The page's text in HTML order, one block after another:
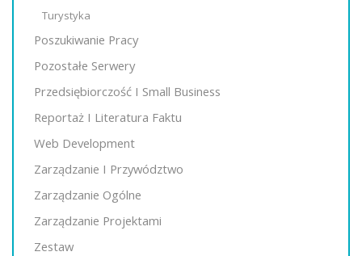
Turystyka
Poszukiwanie Pracy
Pozostałe Serwery
Przedsiębiorczość I Small Business
Reportaż I Literatura Faktu
Web Development
Zarządzanie I Przywództwo
Zarządzanie Ogólne
Zarządzanie Projektami
Zestaw